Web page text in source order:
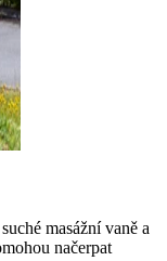
masážní vaně a
načerpat